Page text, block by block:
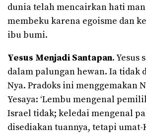
dunia telah mencairkan hati
membeku karena egoisme dan
ibu bumi.
Yesus Menjadi Santapan. Yesus
dalam palungan hewan. Ia tidak
Nya. Pradoks ini menggemakan
Yesaya: ‘Lembu mengenal
Israel tidak; keledai mengenal
disediakan tuannya, tetapi